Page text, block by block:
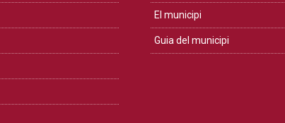
El municipi
Guia del municipi